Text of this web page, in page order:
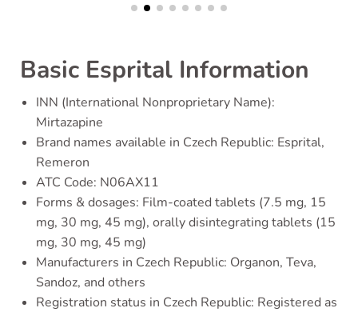
Basic Esprital Information
INN (International Nonproprietary Name):
Mirtazapine
Brand names available in Czech Republic: Esprital,
Remeron
ATC Code: N06AX11
Forms & dosages: Film-coated tablets (7.5 mg, 15
mg, 30 mg, 45 mg), orally disintegrating tablets (15
mg, 30 mg, 45 mg)
Manufacturers in Czech Republic: Organon, Teva,
Sandoz, and others
Registration status in Czech Republic: Registered as